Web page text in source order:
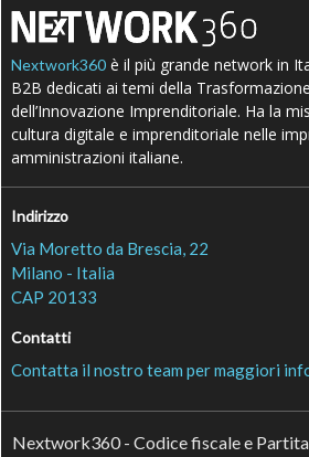
Nextwork360 è il più grande network in
B2B dedicati ai temi della
dell’Innovazione Imprenditoriale. Ha la
cultura digitale e imprenditoriale nelle
amministrazioni italiane.
Indirizzo
Via Moretto da Brescia, 22
Milano - Italia
CAP 20133
Contatti
Contatta il nostro team per maggiori
Nextwork360 - Codice fiscale e